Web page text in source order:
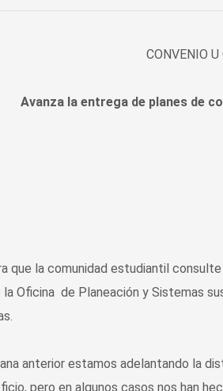
CONVENIO
Avanza la entrega de planes de
que la comunidad estudiantil
la Oficina de Planeación y Sistemas
anterior estamos adelantando la
pero en algunos casos nos han